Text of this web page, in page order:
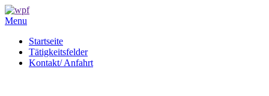
Menu
Startseite
Tätigkeitsfelder
Kontakt/ Anfahrt